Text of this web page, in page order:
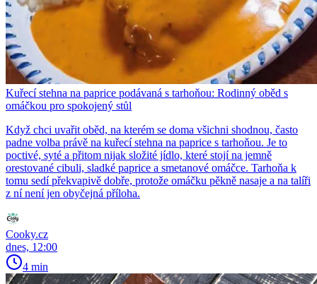
Kuřecí stehna na paprice podávaná s tarhoňou: Rodinný oběd s
omáčkou pro spokojený stůl
Když chci uvařit oběd, na kterém se doma všichni shodnou, často
padne volba právě na kuřecí stehna na paprice s tarhoňou. Je to
poctivé, syté a přitom nijak složité jídlo, které stojí na jemně
orestované cibuli, sladké paprice a smetanové omáčce. Tarhoňa k
tomu sedí překvapivě dobře, protože omáčku pěkně nasaje a na talíři
z ní není jen obyčejná příloha.
Cooky.cz
dnes, 12:00
4 min